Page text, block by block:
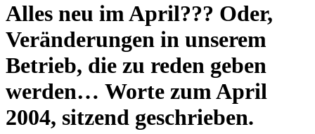
Alles neu im April??? Oder,
Veränderungen in unserem
Betrieb, die zu reden geben
werden… Worte zum April
2004, sitzend geschrieben.